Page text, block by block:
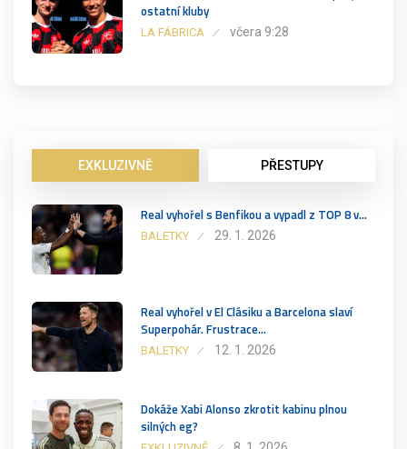
ostatní kluby
LA FÁBRICA včera 9:28
EXKLUZIVNĚ PŘESTUPY
Real vyhořel s Benfikou a vypadl z TOP 8 v…
BALETKY 29. 1. 2026
Real vyhořel v El Clásiku a Barcelona slaví
Superpohár. Frustrace…
BALETKY 12. 1. 2026
Dokáže Xabi Alonso zkrotit kabinu plnou
silných eg?